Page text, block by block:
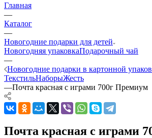
Главная
—
Каталог
—
Новогодние подарки для детей
Новогодняя упаковкаПодарочный чай
—
Новогодние подарки в картонной
ТекстильНаборыЖесть
—Почта красная с играми 700г Премиум
Почта красная с играми